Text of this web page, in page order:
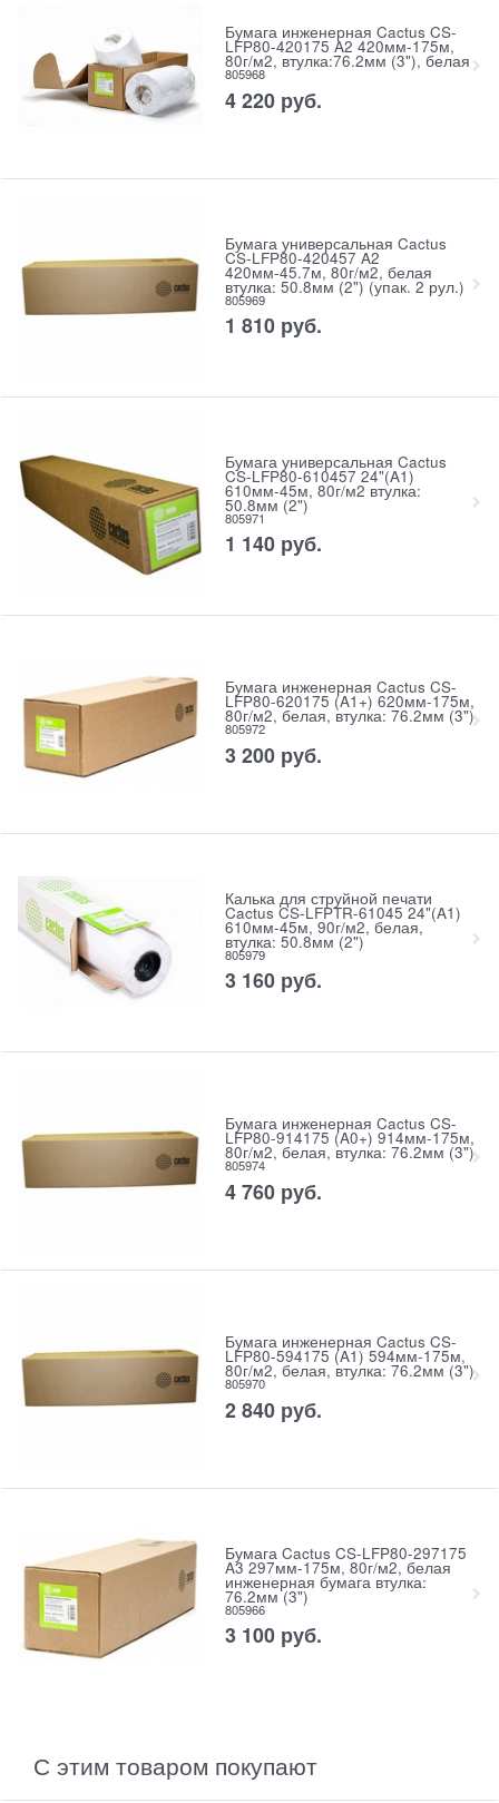
Бумага инженерная Cactus CS-
LFP80-420175 A2 420мм-175м,
80г/м2, втулка:76.2мм (3"), белая
805968
4 220 руб.
Бумага универсальная Cactus
CS-LFP80-420457 A2
420мм-45.7м, 80г/м2, белая
втулка: 50.8мм (2") (упак. 2 рул.)
805969
1 810 руб.
Бумага универсальная Cactus
CS-LFP80-610457 24"(A1)
610мм-45м, 80г/м2 втулка:
50.8мм (2")
805971
1 140 руб.
Бумага инженерная Cactus CS-
LFP80-620175 (A1+) 620мм-175м,
80г/м2, белая, втулка: 76.2мм (3")
805972
3 200 руб.
Калька для струйной печати
Cactus CS-LFPTR-61045 24"(A1)
610мм-45м, 90г/м2, белая,
втулка: 50.8мм (2")
805979
3 160 руб.
Бумага инженерная Cactus CS-
LFP80-914175 (A0+) 914мм-175м,
80г/м2, белая, втулка: 76.2мм (3")
805974
4 760 руб.
Бумага инженерная Cactus CS-
LFP80-594175 (A1) 594мм-175м,
80г/м2, белая, втулка: 76.2мм (3")
805970
2 840 руб.
Бумага Cactus CS-LFP80-297175
A3 297мм-175м, 80г/м2, белая
инженерная бумага втулка:
76.2мм (3")
805966
3 100 руб.
С этим товаром покупают